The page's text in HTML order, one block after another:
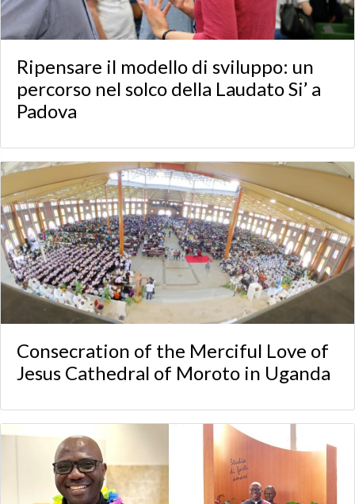
Ripensare il modello di sviluppo: un
percorso nel solco della Laudato Si’ a
Padova
Consecration of the Merciful Love of
Jesus Cathedral of Moroto in Uganda